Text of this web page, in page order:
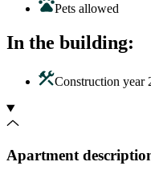
Pets allowed
In the building:
Construction year
Apartment